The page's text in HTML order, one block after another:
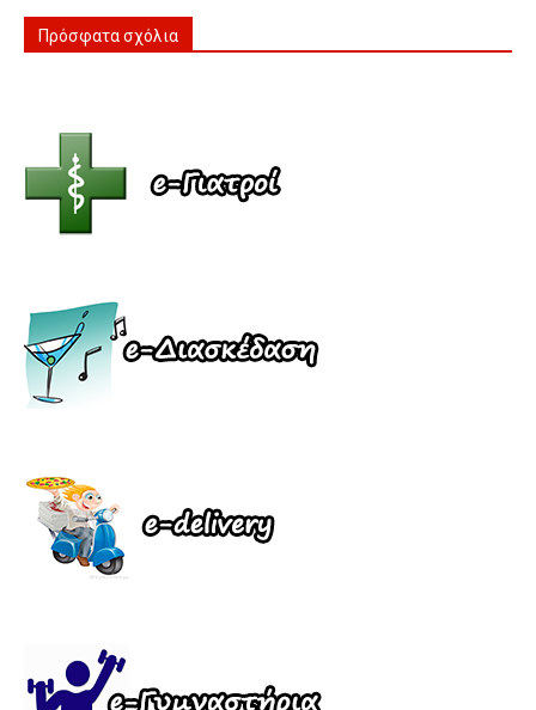
Πρόσφατα σχόλια